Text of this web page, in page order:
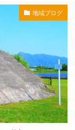
地域ブログ